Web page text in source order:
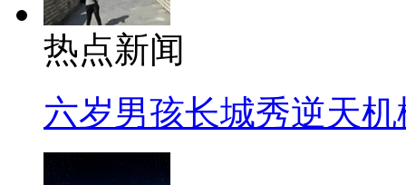
热点新闻
六岁男孩长城秀逆天机